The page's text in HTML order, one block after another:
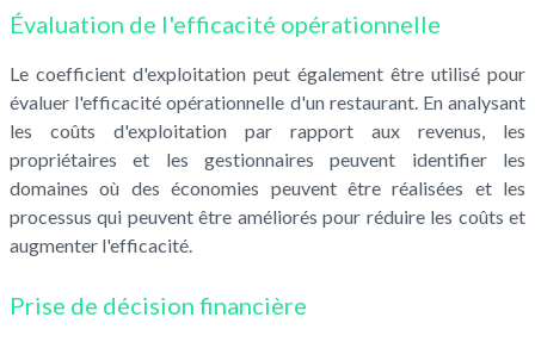
Évaluation de l'efficacité opérationnelle
Le coefficient d'exploitation peut également être utilisé pour
évaluer l'efficacité opérationnelle d'un restaurant. En analysant
les coûts d'exploitation par rapport aux revenus, les
propriétaires et les gestionnaires peuvent identifier les
domaines où des économies peuvent être réalisées et les
processus qui peuvent être améliorés pour réduire les coûts et
augmenter l'efficacité.
Prise de décision financière